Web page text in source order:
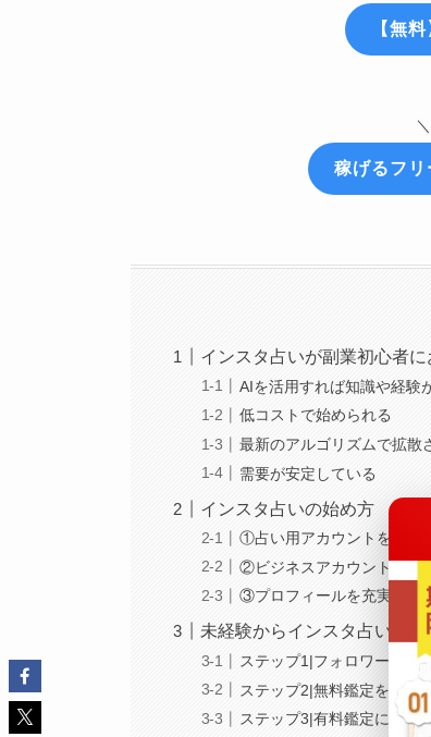
【無
稼げるフリ
インスタ占いが副業初心者
AIを活用すれば知識や経験
低コストで始められる
最新のアルゴリズムで拡散
需要が安定している
インスタ占いの始め方
①占い用アカウントを開設
②ビジネスアカウントを選ぶ
③プロフィールを充実させ
未経験からインスタ占いで
ステップ1|フォロワーを増
ステップ2|無料鑑定を訴求
ステップ3|有料鑑定に誘導す